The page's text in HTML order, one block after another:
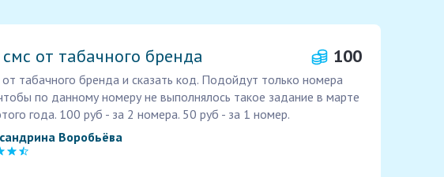
от табачного бренда 100
табачного бренда и сказать код. Подойдут только номера
по данному номеру не выполнялось такое задание в марте
года. 100 руб - за 2 номера. 50 руб - за 1 номер.
Воробьёва